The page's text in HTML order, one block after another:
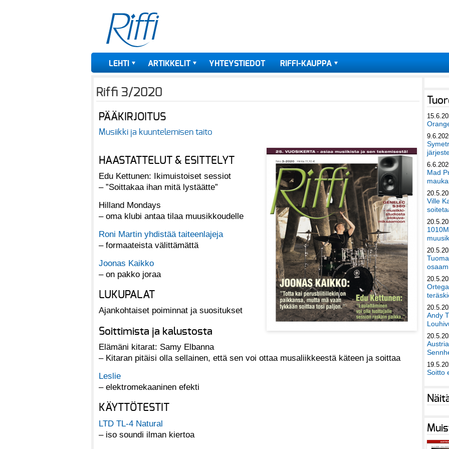
LEHTI ARTIKKELIT YHTEYSTIEDOT RIFFI-KAUPPA
Riffi 3/2020
PÄÄKIRJOITUS
Musiikki ja kuuntelemisen taito
HAASTATTELUT & ESITTELYT
Edu Kettunen: Ikimuistoiset sessiot
– ”Soittakaa ihan mitä lystäätte”
Hilland Mondays
– oma klubi antaa tilaa muusikkoudelle
Roni Martin yhdistää taiteenlajeja
– formaateista välittämättä
Joonas Kaikko
– on pakko joraa
LUKUPALAT
Ajankohtaiset poiminnat ja suositukset
Soittimista ja kalustosta
Elämäni kitarat: Samy Elbanna
– Kitaran pitäisi olla sellainen, että sen voi ottaa musaliikkeestä käteen ja soittaa
Leslie
– elektromekaaninen efekti
KÄYTTÖTESTIT
LTD TL-4 Natural
– iso soundi ilman kiertoa
Mad
Ville
Andy
Soitto